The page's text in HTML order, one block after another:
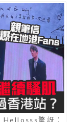
驚訝：